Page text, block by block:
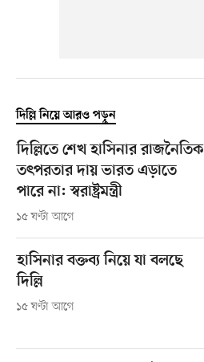
দিল্লি নিয়ে আরও পড়ুন
দিল্লিতে শেখ হাসিনার রাজনৈতিক
তৎপরতার দায় ভারত এড়াতে
পারে না: স্বরাষ্ট্রমন্ত্রী
১৫ ঘণ্টা আগে
হাসিনার বক্তব্য নিয়ে যা বলছে
দিল্লি
১৫ ঘণ্টা আগে